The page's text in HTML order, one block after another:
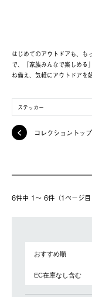
はじめてのアウトドアも、も
で、「家族みんなで楽しめる
ね備え、気軽にアウトドアを
ステッカー
コレクショントッ
6件中 1〜 6件（1ページ⽬